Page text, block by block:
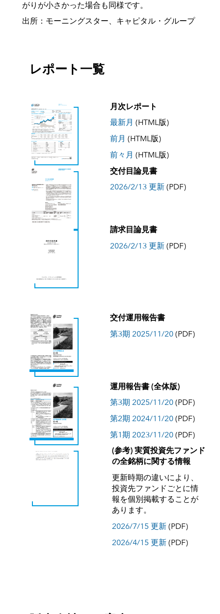
がりが小さかった場合も同様です。
出所：モーニングスター、キャピタル・グループ
レポート一覧
月次レポート
最新月 (HTML版)
前月 (HTML版)
前々月 (HTML版)
交付目論見書
2026/2/13 更新 (PDF)
請求目論見書
2026/2/13 更新 (PDF)
交付運用報告書
第3期 2025/11/20 (PDF)
運用報告書 (全体版)
第3期 2025/11/20 (PDF)
第2期 2024/11/20 (PDF)
第1期 2023/11/20 (PDF)
(参考) 実質投資先ファンド
の全銘柄に関する情報
更新時期の違いにより、
投資先ファンドごとに情
報を個別掲載することが
あります。
2026/7/15 更新(PDF)
2026/4/15 更新(PDF)